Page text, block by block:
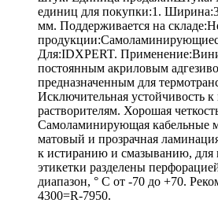
единиц для покупки:1.
мм. Поддерживается на
Для:IDXPERT.
постоянным акриловым
предназначенным для
Исключительная устойчивость к
растворителям. Хорошая
Самоламинирующая кабельные
матовый и прозрачная
к истиранию и смазыванию, для
этикетки разделены
диапазон, ° С от -70 до +70.
4300=R-7950.